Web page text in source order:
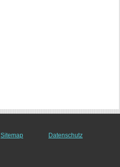
Sitemap Datenschutz